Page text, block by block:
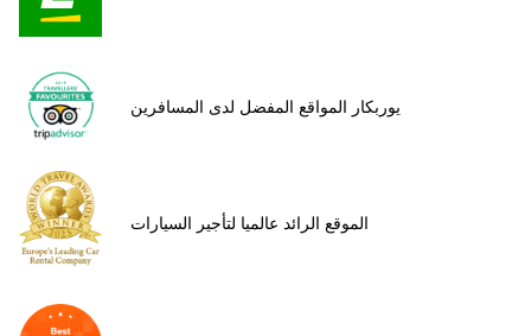
يوربكار المواقع المفضل لدى المسافرين
الموقع الرائد عالميا لتأجير السيارات